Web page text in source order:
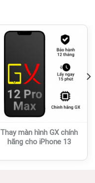
Thay màn hình GX chính
hãng cho iPhone 13